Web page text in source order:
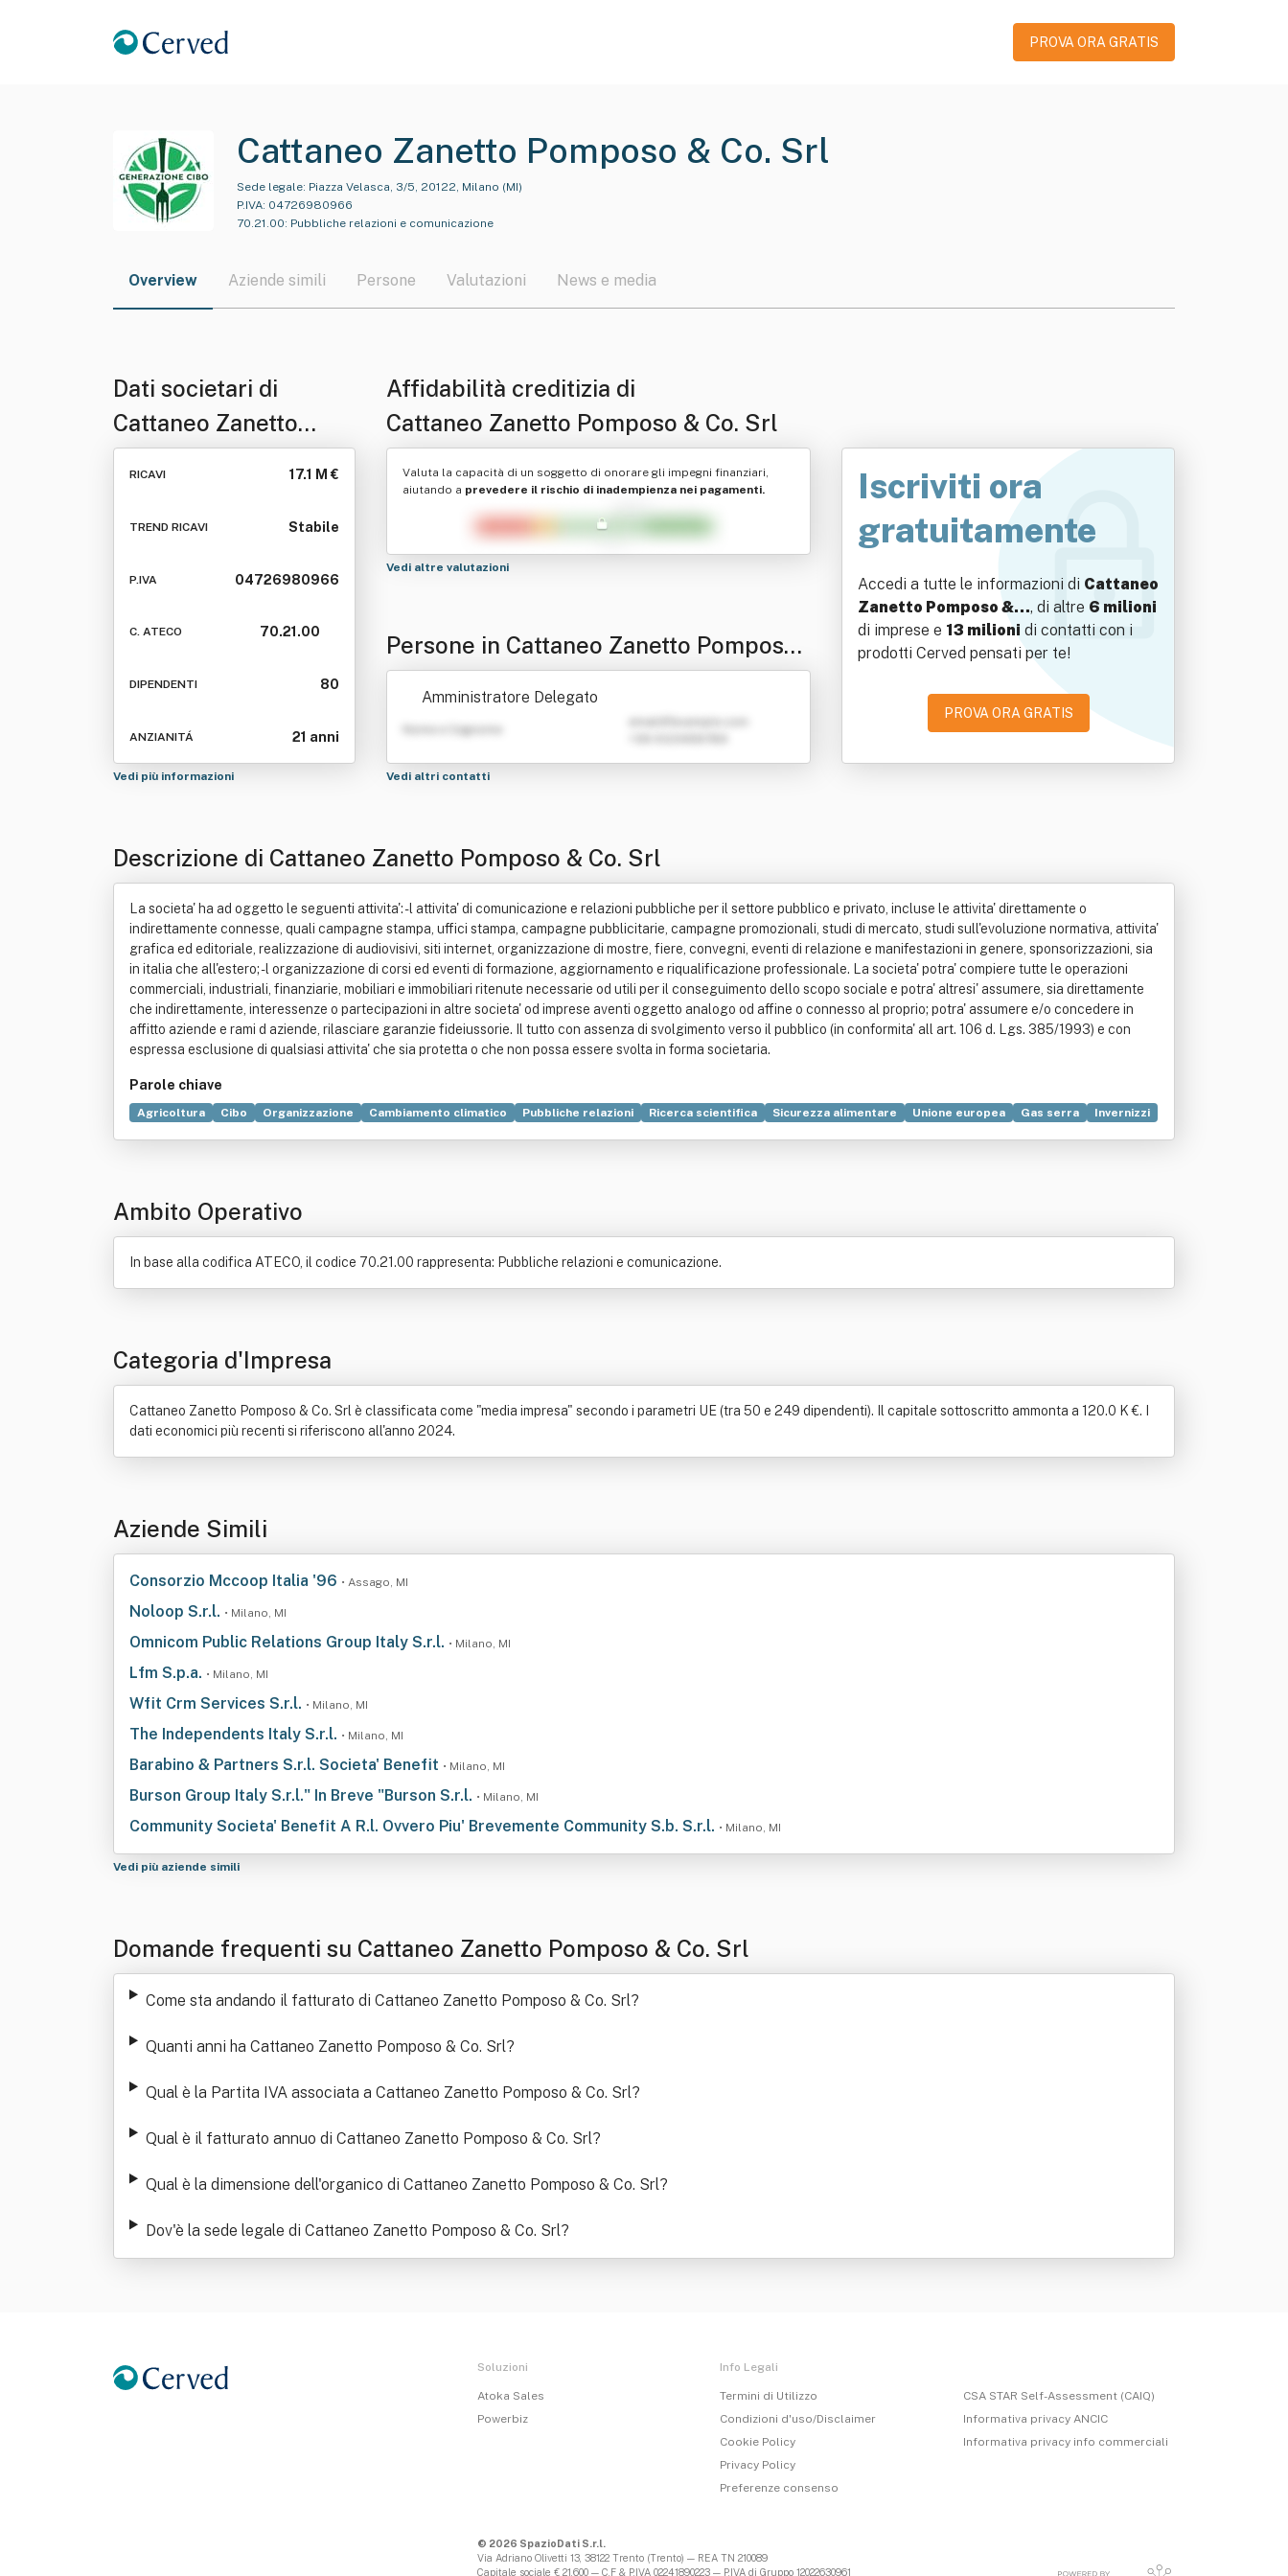
PROVA ORA GRATIS
Cattaneo Zanetto Pomposo & Co. Srl
Sede legale: Piazza Velasca, 3/5, 20122, Milano (MI)
P.IVA: 04726980966
70.21.00: Pubbliche relazioni e comunicazione
Overview Aziende simili Persone Valutazioni News e media
Dati societari di
Cattaneo Zanetto
Pomposo & Co. Srl
RICAVI 17.1 M €
TREND RICAVI Stabile
P.IVA 04726980966
C. ATECO 70.21.00
DIPENDENTI 80
ANZIANITÁ 21 anni
Vedi più informazioni
Affidabilità creditizia di
Cattaneo Zanetto Pomposo & Co. Srl
Valuta la capacità di un soggetto di onorare gli impegni finanziari,
aiutando a prevedere il rischio di inadempienza nei pagamenti.
Vedi altre valutazioni
Persone in Cattaneo Zanetto Pomposo
& Co. Srl
Amministratore Delegato
Nome e Cognome
Vedi altri contatti
Iscriviti ora
gratuitamente
Accedi a tutte le informazioni di Cattaneo
Zanetto Pomposo &…, di altre 6 milioni
di imprese e 13 milioni di contatti con i
prodotti Cerved pensati per te!
PROVA ORA GRATIS
Descrizione di Cattaneo Zanetto Pomposo & Co. Srl
La societa' ha ad oggetto le seguenti attivita': - l attivita' di comunicazione e relazioni pubbliche per il settore pubblico e privato, incluse le attivita' direttamente o
indirettamente connesse, quali campagne stampa, uffici stampa, campagne pubblicitarie, campagne promozionali, studi di mercato, studi sull'evoluzione normativa, attivita'
grafica ed editoriale, realizzazione di audiovisivi, siti internet, organizzazione di mostre, fiere, convegni, eventi di relazione e manifestazioni in genere, sponsorizzazioni, sia
in italia che all'estero; - l organizzazione di corsi ed eventi di formazione, aggiornamento e riqualificazione professionale. La societa' potra' compiere tutte le operazioni
commerciali, industriali, finanziarie, mobiliari e immobiliari ritenute necessarie od utili per il conseguimento dello scopo sociale e potra' altresi' assumere, sia direttamente
che indirettamente, interessenze o partecipazioni in altre societa' od imprese aventi oggetto analogo od affine o connesso al proprio; potra' assumere e/o concedere in
affitto aziende e rami d aziende, rilasciare garanzie fideiussorie. Il tutto con assenza di svolgimento verso il pubblico (in conformita' all art. 106 d. Lgs. 385/1993) e con
espressa esclusione di qualsiasi attivita' che sia protetta o che non possa essere svolta in forma societaria.
Parole chiave
Agricoltura Cibo Organizzazione Cambiamento climatico Pubbliche relazioni Ricerca scientifica Sicurezza alimentare Unione europea Gas serra
Invernizzi
Ambito Operativo
In base alla codifica ATECO, il codice 70.21.00 rappresenta: Pubbliche relazioni e comunicazione.
Categoria d'Impresa
Cattaneo Zanetto Pomposo & Co. Srl è classificata come "media impresa" secondo i parametri UE (tra 50 e 249 dipendenti). Il capitale sottoscritto ammonta a 120.0 K €. I
dati economici più recenti si riferiscono all'anno 2024.
Aziende Simili
Consorzio Mccoop Italia '96 • Assago, MI
Noloop S.r.l. • Milano, MI
Omnicom Public Relations Group Italy S.r.l. • Milano, MI
Lfm S.p.a. • Milano, MI
Wfit Crm Services S.r.l. • Milano, MI
The Independents Italy S.r.l. • Milano, MI
Barabino & Partners S.r.l. Societa' Benefit • Milano, MI
Burson Group Italy S.r.l." In Breve "Burson S.r.l. • Milano, MI
Community Societa' Benefit A R.l. Ovvero Piu' Brevemente Community S.b. S.r.l. • Milano, MI
Vedi più aziende simili
Domande frequenti su Cattaneo Zanetto Pomposo & Co. Srl
Come sta andando il fatturato di Cattaneo Zanetto Pomposo & Co. Srl?
Quanti anni ha Cattaneo Zanetto Pomposo & Co. Srl?
Qual è la Partita IVA associata a Cattaneo Zanetto Pomposo & Co. Srl?
Qual è il fatturato annuo di Cattaneo Zanetto Pomposo & Co. Srl?
Qual è la dimensione dell'organico di Cattaneo Zanetto Pomposo & Co. Srl?
Dov'è la sede legale di Cattaneo Zanetto Pomposo & Co. Srl?
Soluzioni
Atoka Sales
Powerbiz
Info Legali
Termini di Utilizzo
Condizioni d'uso/Disclaimer
Cookie Policy
Privacy Policy
Preferenze consenso
CSA STAR Self-Assessment (CAIQ)
Informativa privacy ANCIC
Informativa privacy info commerciali
© 2026 SpazioDati S.r.l.
Via Adriano Olivetti 13, 38122 Trento (Trento) — REA TN 210089
Capitale sociale € 21.600 — C.F & P.IVA 02241890223 — P.IVA di Gruppo 12022630961